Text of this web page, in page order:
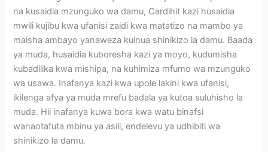
na kusaidia mzunguko wa damu, Cardihit kazi husaidia
mwili kujibu kwa ufanisi zaidi kwa matatizo na mambo ya
maisha ambayo yanaweza kuinua shinikizo la damu. Baada
ya muda, husaidia kuboresha kazi ya moyo, kudumisha
kubadilika kwa mishipa, na kuhimiza mfumo wa mzunguko
wa usawa. Inafanya kazi kwa upole lakini kwa ufanisi,
ikilenga afya ya muda mrefu badala ya kutoa suluhisho la
muda. Hii inafanya kuwa bora kwa watu binafsi
wanaotafuta mbinu ya asili, endelevu ya udhibiti wa
shinikizo la damu.